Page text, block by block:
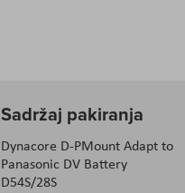
Sadržaj pakiranja
Dynacore D-PMount Adapt to
Panasonic DV Battery
D54S/28S